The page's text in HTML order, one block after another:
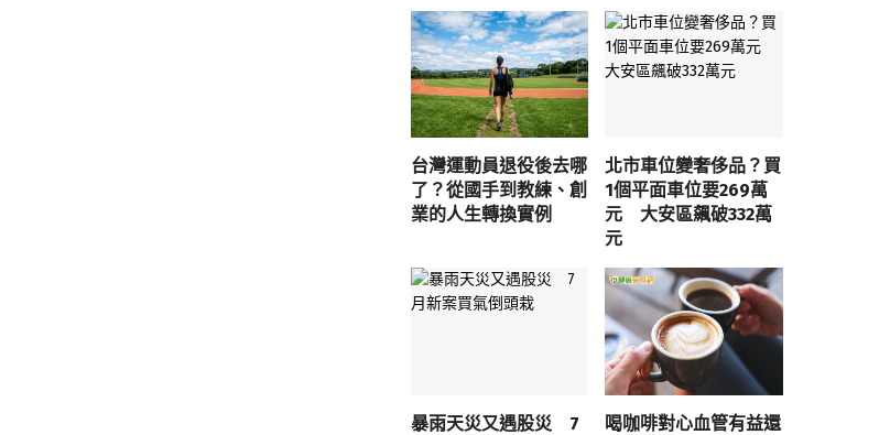
台灣運動員退役後去哪
了？從國手到教練、創
業的人生轉換實例
北市車位變奢侈品？買
1個平面車位要269萬
元 大安區飆破332萬
元
暴雨天災又遇股災 7
喝咖啡對心血管有益還